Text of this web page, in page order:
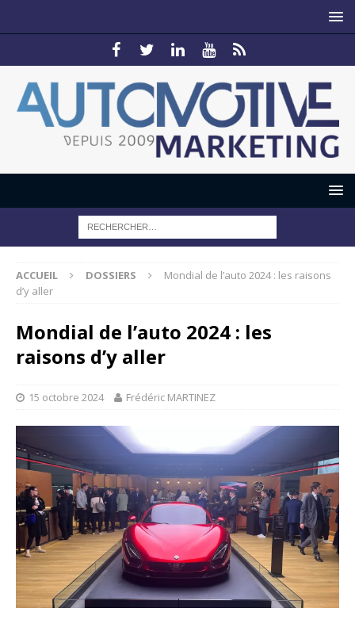
ACCUEIL DOSSIERS
Mondial de l’auto 2024 : les raisons
d’y aller
Mondial de l’auto 2024 : les
raisons d’y aller
15 octobre 2024 Frédéric MARTINEZ